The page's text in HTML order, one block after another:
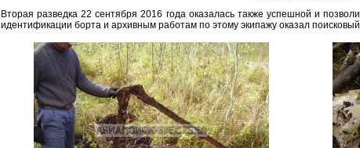
Вторая разведка 22 сентября 2016 года оказалась также успешной и
идентификации борта и архивным работам по этому экипажу оказал